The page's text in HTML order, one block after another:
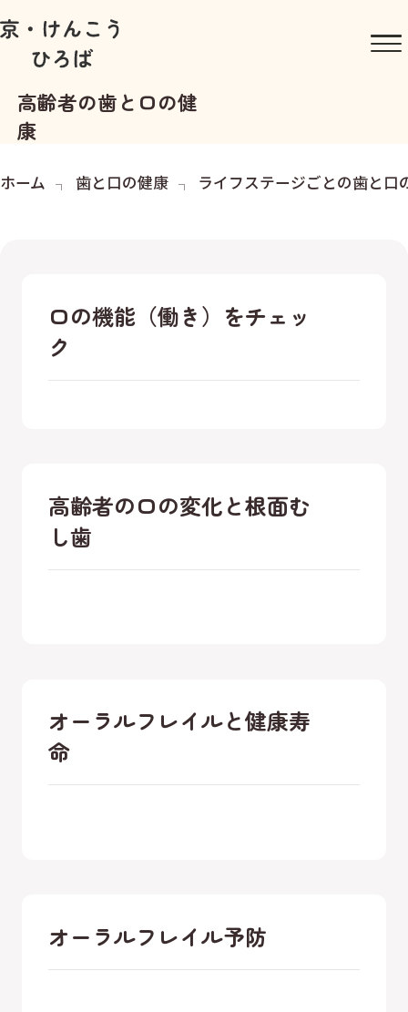
高齢者の歯と口の健
康
ホーム 歯と口の健康 ライフステージごとの歯と口
口の機能（働き）をチェッ
ク
高齢者の口の変化と根面む
し歯
オーラルフレイルと健康寿
命
オーラルフレイル予防